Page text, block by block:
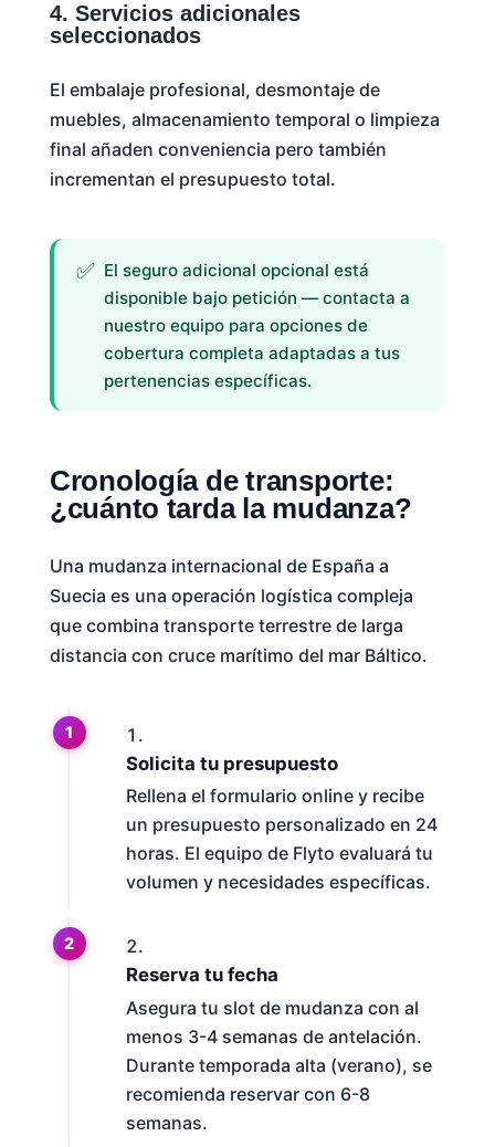
4. Servicios adicionales
seleccionados
El embalaje profesional, desmontaje de
muebles, almacenamiento temporal o limpieza
final añaden conveniencia pero también
incrementan el presupuesto total.
El seguro adicional opcional está
disponible bajo petición — contacta a
nuestro equipo para opciones de
cobertura completa adaptadas a tus
pertenencias específicas.
Cronología de transporte:
¿cuánto tarda la mudanza?
Una mudanza internacional de España a
Suecia es una operación logística compleja
que combina transporte terrestre de larga
distancia con cruce marítimo del mar Báltico.
Solicita tu presupuesto
Rellena el formulario online y recibe
un presupuesto personalizado en 24
horas. El equipo de Flyto evaluará tu
volumen y necesidades específicas.
Reserva tu fecha
Asegura tu slot de mudanza con al
menos 3-4 semanas de antelación.
Durante temporada alta (verano), se
recomienda reservar con 6-8
semanas.